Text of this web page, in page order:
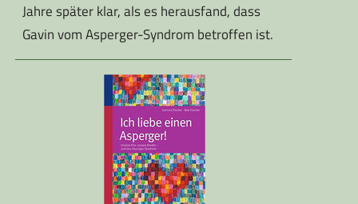
Jahre später klar, als es herausfand, dass
Gavin vom Asperger-Syndrom betroffen ist.